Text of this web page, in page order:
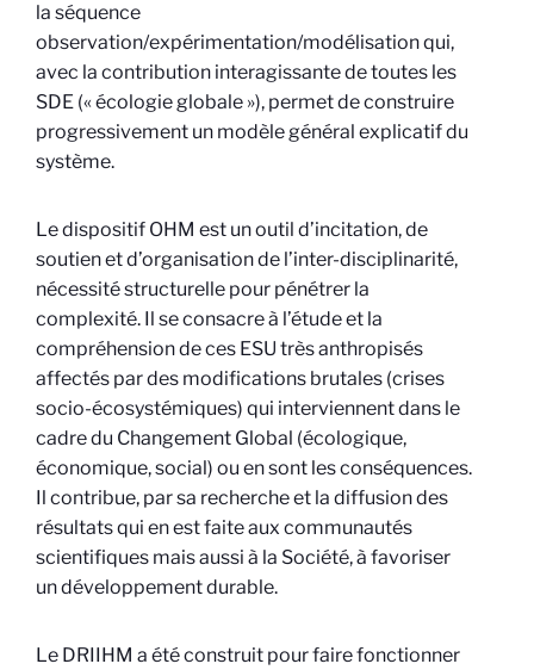
la séquence
observation/expérimentation/modélisation qui,
avec la contribution interagissante de toutes les
SDE (« écologie globale »), permet de construire
progressivement un modèle général explicatif du
système.
Le dispositif OHM est un outil d’incitation, de
soutien et d’organisation de l’inter-disciplinarité,
nécessité structurelle pour pénétrer la
complexité. Il se consacre à l’étude et la
compréhension de ces ESU très anthropisés
affectés par des modifications brutales (crises
socio-écosystémiques) qui interviennent dans le
cadre du Changement Global (écologique,
économique, social) ou en sont les conséquences.
Il contribue, par sa recherche et la diffusion des
résultats qui en est faite aux communautés
scientifiques mais aussi à la Société, à favoriser
un développement durable.
Le DRIIHM a été construit pour faire fonctionner